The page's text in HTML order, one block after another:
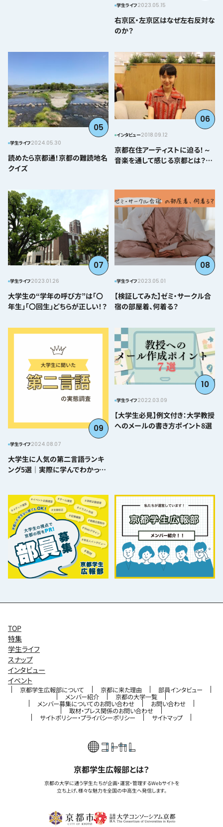
学生ライフ2023.05.15
右京区・左京区はなぜ左右反対な
のか？
05
学生ライフ2024.05.30
読めたら京都通！京都の難読地名
クイズ
06
インタビュー2018.09.12
京都在住アーティストに迫る！～
音楽を通して感じる京都とは？＠
07
学生ライフ2023.01.26
大学生の“学年の呼び方”は「〇
年生」「〇回生」どちらが正しい！？
08
学生ライフ2023.05.01
【検証してみた】ゼミ・サークル合
宿の部屋着、何着る？
09
学生ライフ2024.08.07
大学生に人気の第二言語ランキ
ング5選｜実際に学んでわかった
10
学生ライフ2022.03.09
【大学生必見】例文付き：大学教授
へのメールの書き方ポイント8選
京都学生広報部とは？
京都の大学に通う学生たちが企画・運営・管理するWebサイトを
立ち上げ、様々な魅力を全国の中高生へ発信します。
TOP
特集
学生ライフ
スナップ
インタビュー
イベント
京都学生広報部について 京都に来た理由 部員インタビュー
メンバー紹介 京都の大学一覧
メンバー募集についてのお問い合わせ お問い合わせ
取材・プレス関係のお問い合わせ
サイトポリシー・プライバシーポリシー サイトマップ